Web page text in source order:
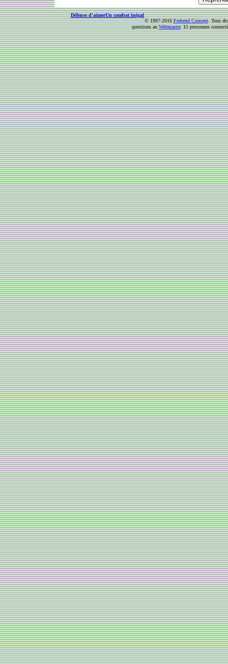
Défense d'aimerUn combat inégal
© 1997-2016Frebend Concept. Tous
questions auWebmaster. 15 personnes